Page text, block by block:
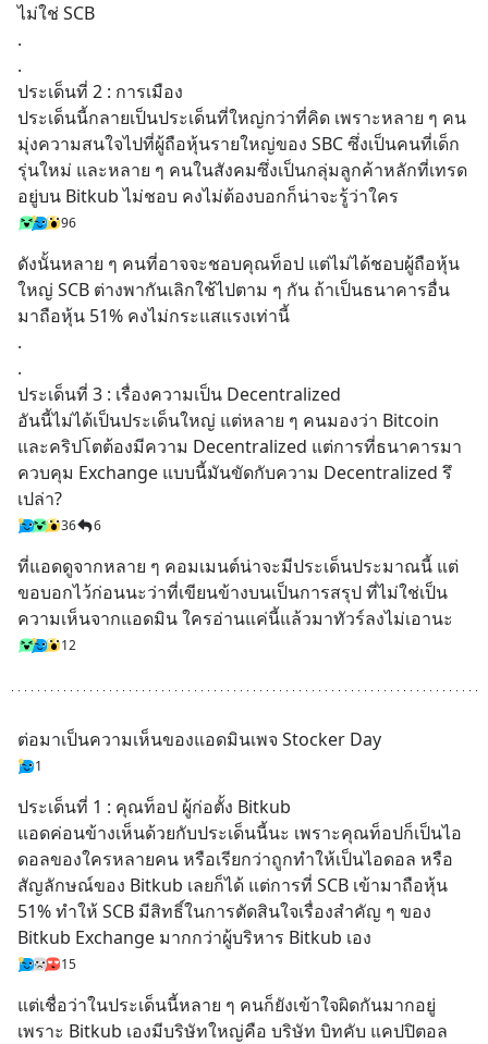
ไม่ใช่ SCB
.
.
ประเด็นที่ 2 : การเมือง
ประเด็นนี้กลายเป็นประเด็นที่ใหญ่กว่าที่คิด เพราะหลาย ๆ คน
มุ่งความสนใจไปที่ผู้ถือหุ้นรายใหญ่ของ SBC ซึ่งเป็นคนที่เด็ก
รุ่นใหม่ และหลาย ๆ คนในสังคมซึ่งเป็นกลุ่มลูกค้าหลักที่เทรด
อยู่บน Bitkub ไม่ชอบ คงไม่ต้องบอกก็น่าจะรู้ว่าใคร
96
ดังนั้นหลาย ๆ คนที่อาจจะชอบคุณท็อป แต่ไม่ได้ชอบผู้ถือหุ้น
ใหญ่ SCB ต่างพากันเลิกใช้ไปตาม ๆ กัน ถ้าเป็นธนาคารอื่น
มาถือหุ้น 51% คงไม่กระแสแรงเท่านี้
.
.
ประเด็นที่ 3 : เรื่องความเป็น Decentralized
อันนี้ไม่ได้เป็นประเด็นใหญ่ แต่หลาย ๆ คนมองว่า Bitcoin
และคริปโตต้องมีความ Decentralized แต่การที่ธนาคารมา
ควบคุม Exchange แบบนี้มันขัดกับความ Decentralized รึ
เปล่า?
36 6
ที่แอดดูจากหลาย ๆ คอมเมนต์น่าจะมีประเด็นประมาณนี้ แต่
ขอบอกไว้ก่อนนะว่าที่เขียนข้างบนเป็นการสรุป ที่ไม่ใช่เป็น
ความเห็นจากแอดมิน ใครอ่านแค่นี้แล้วมาทัวร์ลงไม่เอานะ
12
ต่อมาเป็นความเห็นของแอดมินเพจ Stocker Day
1
ประเด็นที่ 1 : คุณท็อป ผู้ก่อตั้ง Bitkub
แอดค่อนข้างเห็นด้วยกับประเด็นนี้นะ เพราะคุณท็อปก็เป็นไอ
ดอลของใครหลายคน หรือเรียกว่าถูกทำให้เป็นไอดอล หรือ
สัญลักษณ์ของ Bitkub เลยก็ได้ แต่การที่ SCB เข้ามาถือหุ้น
51% ทำให้ SCB มีสิทธิ์ในการตัดสินใจเรื่องสำคัญ ๆ ของ
Bitkub Exchange มากกว่าผู้บริหาร Bitkub เอง
15
แต่เชื่อว่าในประเด็นนี้หลาย ๆ คนก็ยังเข้าใจผิดกันมากอยู่
เพราะ Bitkub เองมีบริษัทใหญ่คือ บริษัท บิทคับ แคปปิตอล